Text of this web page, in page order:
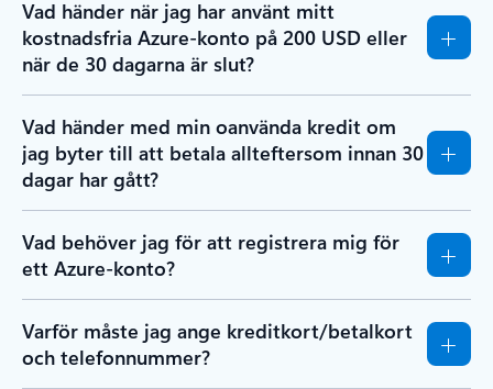
Vad händer när jag har använt mitt
kostnadsfria Azure-konto på 200 USD eller
när de 30 dagarna är slut?
Vad händer med min oanvända kredit om
jag byter till att betala allteftersom innan 30
dagar har gått?
Vad behöver jag för att registrera mig för
ett Azure-konto?
Varför måste jag ange kreditkort/betalkort
och telefonnummer?